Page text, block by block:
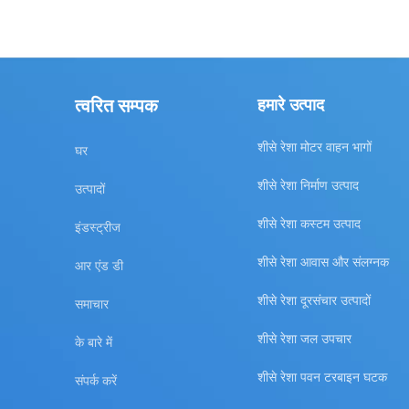
त्वरित सम्पक
घर
उत्पादों
इंडस्ट्रीज
आर एंड डी
समाचार
के बारे में
संपर्क करें
हमारे उत्पाद
शीसे रेशा मोटर वाहन भागों
शीसे रेशा निर्माण उत्पाद
शीसे रेशा कस्टम उत्पाद
शीसे रेशा आवास और संलग्नक
शीसे रेशा दूरसंचार उत्पादों
शीसे रेशा जल उपचार
शीसे रेशा पवन टरबाइन घटक